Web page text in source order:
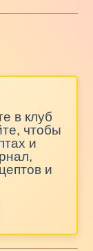
в клуб
чтобы
и
и